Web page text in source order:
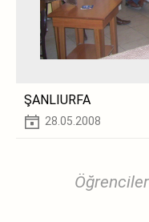
ŞANLIURFA
28.05.2008